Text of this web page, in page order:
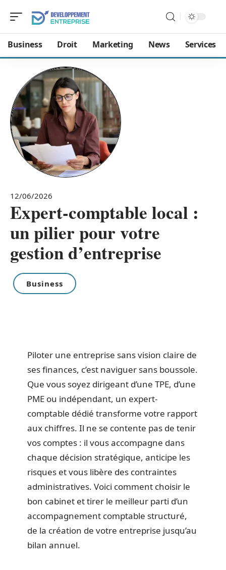
Business Droit Marketing News Services
12/06/2026
Expert-comptable local :
un pilier pour votre
gestion d’entreprise
Business
Piloter une entreprise sans vision claire de
ses finances, c’est naviguer sans boussole.
Que vous soyez dirigeant d’une TPE, d’une
PME ou indépendant, un expert-
comptable dédié transforme votre rapport
aux chiffres. Il ne se contente pas de tenir
vos comptes : il vous accompagne dans
chaque décision stratégique, anticipe les
risques et vous libère des contraintes
administratives. Voici comment choisir le
bon cabinet et tirer le meilleur parti d’un
accompagnement comptable structuré,
de la création de votre entreprise jusqu’au
bilan annuel.